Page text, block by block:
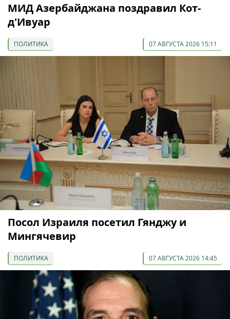
МИД Азербайджана поздравил Кот-
д'Ивуар
ПОЛИТИКА 07 АВГУСТА 2026 15:11
Посол Израиля посетил Гянджу и
Мингячевир
ПОЛИТИКА 07 АВГУСТА 2026 14:45